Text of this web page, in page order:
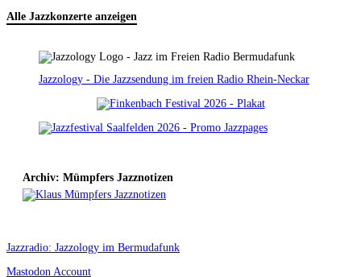
Alle Jazzkonzerte anzeigen
Jazzology - Die Jazzsendung im freien Radio Rhein-Neckar
Archiv: Mümpfers Jazznotizen
Jazzradio: Jazzology im Bermudafunk
Mastodon Account